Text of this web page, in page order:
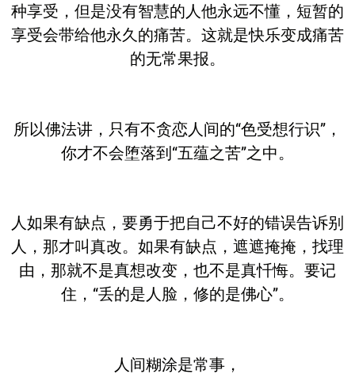
种享受，但是没有智慧的人他永远不懂，短暂的
享受会带给他永久的痛苦。这就是快乐变成痛苦
的无常果报。
所以佛法讲，只有不贪恋人间的“色受想行识”，
你才不会堕落到“五蕴之苦”之中。
人如果有缺点，要勇于把自己不好的错误告诉别
人，那才叫真改。如果有缺点，遮遮掩掩，找理
由，那就不是真想改变，也不是真忏悔。要记
住，“丢的是人脸，修的是佛心”。
人间糊涂是常事，